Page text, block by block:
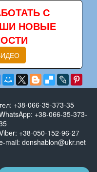
С
НОВЫЕ
+38-066-35-373-35
+38-066-35-373-
+38-050-152-96-27
mail: donshablon@ukr.net